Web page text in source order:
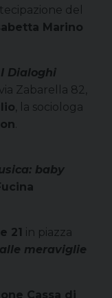
del
Marino
I Dialoghi
Zabarella 82,
, la sociologa
baby
21 in piazza
meraviglie
Cassa di